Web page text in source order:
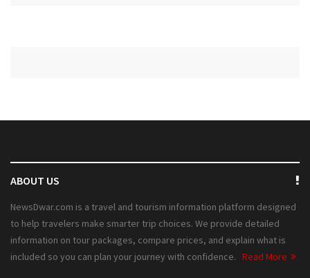
ABOUT US
NewsDwar.com is a travel and tourism information platform designed
to help travelers make smarter trip choices. We provide detailed
information on tour packages, compare prices, and explain what is
included so you can plan your journey with confidence. Read More